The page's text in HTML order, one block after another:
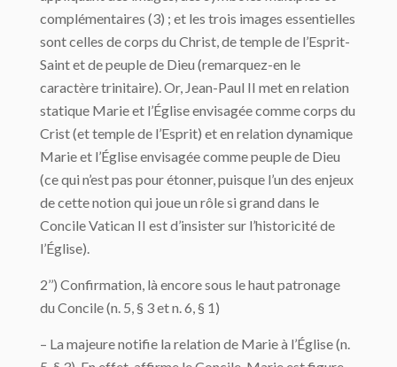
complémentaires (3) ; et les trois images essentielles
sont celles de corps du Christ, de temple de l’Esprit-
Saint et de peuple de Dieu (remarquez-en le
caractère trinitaire). Or, Jean-Paul II met en relation
statique Marie et l’Église envisagée comme corps du
Crist (et temple de l’Esprit) et en relation dynamique
Marie et l’Église envisagée comme peuple de Dieu
(ce qui n’est pas pour étonner, puisque l’un des enjeux
de cette notion qui joue un rôle si grand dans le
Concile Vatican II est d’insister sur l’historicité de
l’Église).
2’’) Confirmation, là encore sous le haut patronage
du Concile (n. 5, § 3 et n. 6, § 1)
– La majeure notifie la relation de Marie à l’Église (n.